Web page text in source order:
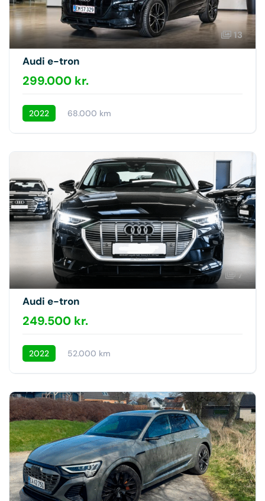
13
Audi e-tron
299.000 kr.
2022 68.000 km
7
Audi e-tron
249.500 kr.
2022 52.000 km